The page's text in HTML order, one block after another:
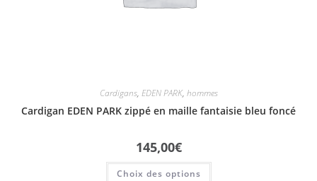
Cardigans, EDEN PARK, hommes
Cardigan EDEN PARK zippé en maille fantaisie bleu foncé
145,00€
Choix des options